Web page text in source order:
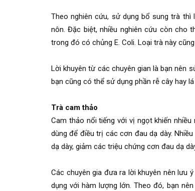
Theo nghiên cứu, sử dụng bổ sung trà
nôn. Đặc biệt, nhiều nghiên cứu còn cho
trong đó có chủng E. Coli. Loại trà này
Lời khuyên từ các chuyên gian là bạn nên
bạn cũng có thể sử dụng phần rễ cây hay
Trà cam thảo
Cam thảo nổi tiếng với vị ngọt khiến
dùng để điều trị các cơn đau dạ dày.
dạ dày, giảm các triệu chứng cơn đau dạ
Các chuyên gia đưa ra lời khuyên nên lưu
dụng với hàm lượng lớn. Theo đó, bạn